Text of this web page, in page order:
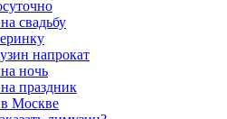
свадьбу
напрокат
ночь
праздник
в Москве